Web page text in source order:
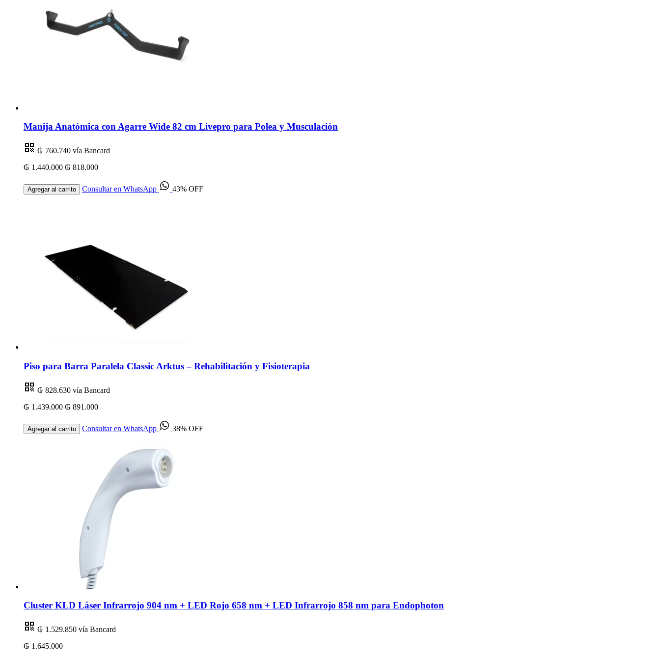
Manija Anatómica con Agarre Wide 82 cm Livepro para Polea y Musculación
₲ 760.740 vía Bancard
₲ 1.440.000 ₲ 818.000
Agregar al carrito Consultar en WhatsApp 43% OFF
Piso para Barra Paralela Classic Arktus – Rehabilitación y Fisioterapia
₲ 828.630 vía Bancard
₲ 1.439.000 ₲ 891.000
Agregar al carrito Consultar en WhatsApp 38% OFF
Cluster KLD Láser Infrarrojo 904 nm + LED Rojo 658 nm + LED Infrarrojo 858 nm para Endophoton
₲ 1.529.850 vía Bancard
₲ 1.645.000